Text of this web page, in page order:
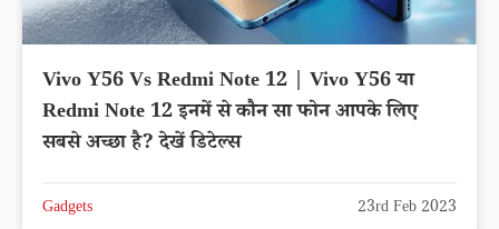
Vivo Y56 Vs Redmi Note 12 | Vivo Y56 या
Redmi Note 12 इनमें से कौन सा फोन आपके लिए
सबसे अच्छा है? देखें डिटेल्स
Gadgets 23rd Feb 2023